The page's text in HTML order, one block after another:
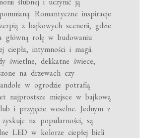
Romantyczne inspiracje
z bajkowych scenerii, gdzie
główną rolę w budowaniu
ciepła, intymności i magii.
świetlne, delikatne świece,
na drzewach czy
w ogrodzie potrafią
najprostsze miejsce w bajkową
i przyjęcie weselne. Jednym z
na popularności, są
LED w kolorze ciepłej bieli